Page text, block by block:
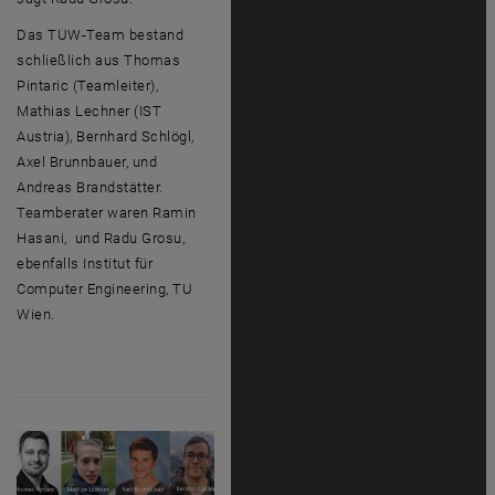
Das TUW-Team bestand
schließlich aus Thomas
Pintaric (Teamleiter),
Mathias Lechner (IST
Austria), Bernhard Schlögl,
Axel Brunnbauer, und
Andreas Brandstätter.
Teamberater waren Ramin
Hasani, und Radu Grosu,
ebenfalls Institut für
Computer Engineering, TU
Wien.